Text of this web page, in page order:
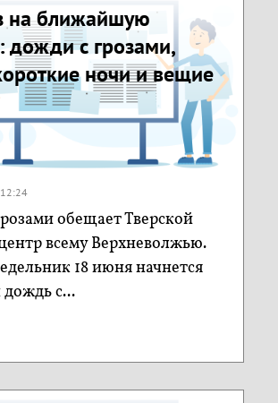
на ближайшую
дожди с грозами,
ночи и вещие
обещает Тверской
всему Верхневолжью.
18 июня начнется
с...